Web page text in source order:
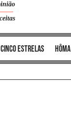
Estrelas Hôma